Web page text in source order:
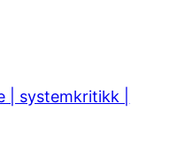
| systemkritikk |